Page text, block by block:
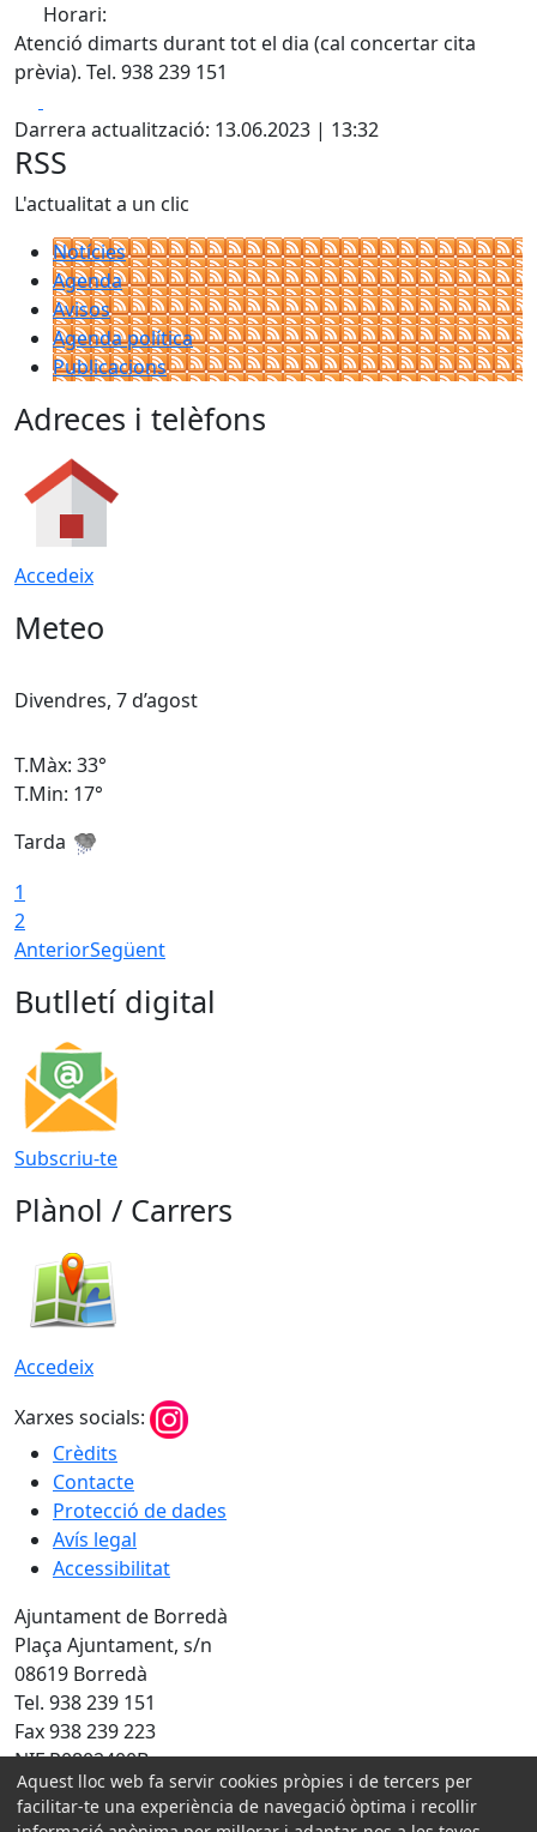
Horari:
Atenció dimarts durant tot el dia (cal concertar cita
prèvia). Tel. 938 239 151
Darrera actualització: 13.06.2023 | 13:32
RSS
L'actualitat a un clic
Notícies
Agenda
Avisos
Agenda política
Publicacions
Adreces i telèfons
Accedeix
Meteo
Divendres, 7 d’agost
T.Màx: 33°
T.Min: 17°
Tarda
1
2
AnteriorSegüent
Butlletí digital
Subscriu-te
Plànol / Carrers
Accedeix
Xarxes socials:
Crèdits
Contacte
Protecció de dades
Avís legal
Accessibilitat
Ajuntament de Borredà
Plaça Ajuntament, s/n
08619 Borredà
Tel. 938 239 151
Fax 938 239 223
NIF P0802400B
Amb la col·laboració de:
Aquest lloc web fa servir cookies pròpies i de tercers per
facilitar-te una experiència de navegació òptima i recollir